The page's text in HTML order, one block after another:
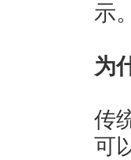
示。
为
传
可